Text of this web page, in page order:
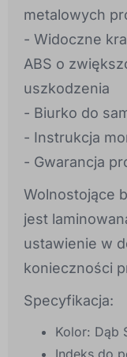
metalowych
- Widoczne
ABS o
uszkodzenia
- Biurko do
- Instrukcja
- Gwarancja
Wolnostojące
jest
ustawienie w
konieczności
Specyfikacja:
Kolor: Dąb